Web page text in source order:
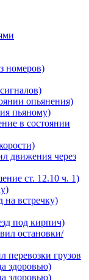
номеров)
опьянения)
пьяному)
в состоянии
движения через
ст. 12.10 ч. 1)
на встречку)
под кирпич)
остановки/
перевозки грузов
здоровью)
здоровью)